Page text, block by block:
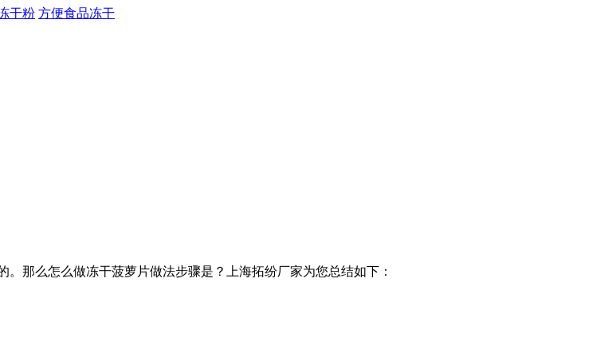
干粉 方便食品冻干
。那么怎么做冻干菠萝片做法步骤是？上海拓纷厂家为您总结如下：